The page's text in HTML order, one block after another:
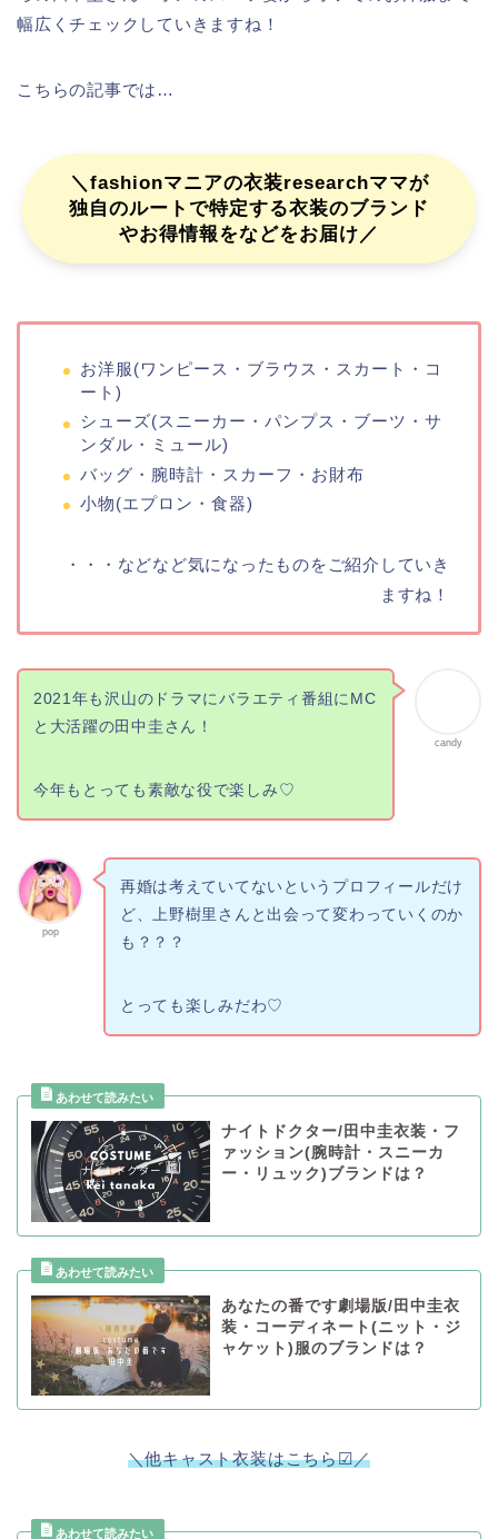
幅広くチェックしていきますね！
こちらの記事では…
＼fashionマニアの衣装researchママが
独自のルートで特定する衣装のブランド
やお得情報をなどをお届け／
お洋服(ワンピース・ブラウス・スカート・コ
ート)
シューズ(スニーカー・パンプス・ブーツ・サ
ンダル・ミュール)
バッグ・腕時計・スカーフ・お財布
小物(エプロン・食器)
・・・などなど気になったものをご紹介していき
ますね！
candy
2021年も沢山のドラマにバラエティ番組にMC
と大活躍の田中圭さん！
今年もとっても素敵な役で楽しみ♡
pop
再婚は考えていてないというプロフィールだけ
ど、上野樹里さんと出会って変わっていくのか
も？？？
とっても楽しみだわ♡
ナイトドクター/田中圭衣装・フ
ァッション(腕時計・スニーカ
ー・リュック)ブランドは？
あなたの番です劇場版/田中圭衣
装・コーディネート(ニット・ジ
ャケット)服のブランドは？
＼他キャスト衣装はこちら☑／